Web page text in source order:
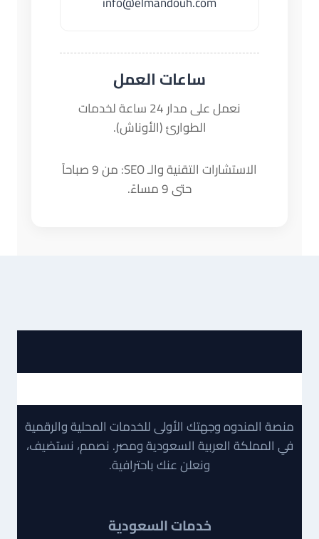
ساعات العمل
نعمل على مدار 24 ساعة لخدمات
الطوارئ (الأوناش).
الاستشارات التقنية والـ SEO: من 9 صباحاً
حتى 9 مساءً.
منصة المندوه وجهتك الأولى للخدمات المحلية والرقمية
في المملكة العربية السعودية ومصر. نصمم، نستضيف،
ونعلن عنك باحترافية.
خدمات السعودية